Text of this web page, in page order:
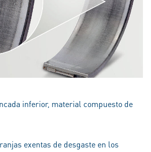
inferior, material compuesto de
exentas de desgaste en los